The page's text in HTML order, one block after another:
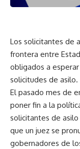
Los solicitantes de
frontera entre
obligados a
solicitudes de asilo.
El pasado mes de
poner fin a la
solicitantes de
que un juez se
gobernadores de